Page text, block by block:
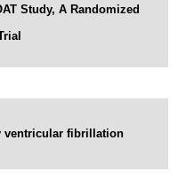
Study, A Randomized
ventricular fibrillation